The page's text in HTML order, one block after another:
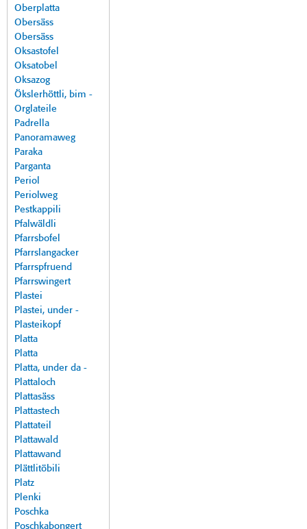
Oberplatta
Obersäss
Obersäss
Oksastofel
Oksatobel
Oksazog
Ökslerhöttli, bim -
Orglateile
Padrella
Panoramaweg
Paraka
Parganta
Periol
Periolweg
Pestkappili
Pfalwäldli
Pfarrsbofel
Pfarrslangacker
Pfarrspfruend
Pfarrswingert
Plastei
Plastei, under -
Plasteikopf
Platta
Platta
Platta, under da -
Plattaloch
Plattasäss
Plattastech
Plattateil
Plattawald
Plattawand
Plättlitöbili
Platz
Plenki
Poschka
Poschkabongert